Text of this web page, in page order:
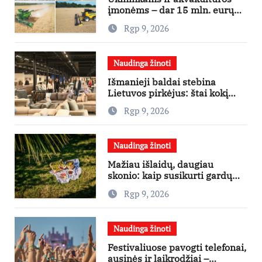
įmonėms – dar 15 mln. eurų
lengvatinėms paskoloms
Rgp 9, 2026
Naudinga žinoti
Išmanieji baldai stebina
Lietuvos pirkėjus: štai kokį
išgraibsto pirmiausia
Rgp 9, 2026
Naudinga žinoti
Mažiau išlaidų, daugiau
skonio: kaip susikurti gardų
pikniką iš vos kelių produktų
Rgp 9, 2026
Naudinga žinoti
Festivaliuose pavogti telefonai,
ausinės ir laikrodžiai –